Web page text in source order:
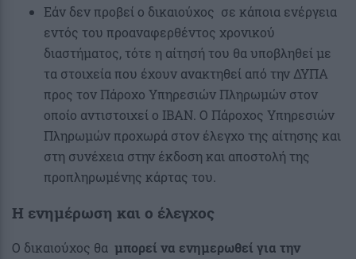
Εάν δεν προβεί ο δικαιούχος σε κάποια ενέργεια
εντός του προαναφερθέντος χρονικού
διαστήματος, τότε η αίτησή του θα υποβληθεί με
τα στοιχεία που έχουν ανακτηθεί από την ΔΥΠΑ
προς τον Πάροχο Υπηρεσιών Πληρωμών στον
οποίο αντιστοιχεί ο IBAN. Ο Πάροχος Υπηρεσιών
Πληρωμών προχωρά στον έλεγχο της αίτησης και
στη συνέχεια στην έκδοση και αποστολή της
προπληρωμένης κάρτας του.
Η ενημέρωση και ο έλεγχος
Ο δικαιούχος θα μπορεί να ενημερωθεί για την